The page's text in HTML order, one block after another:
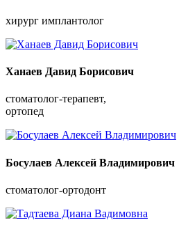
хирург имплантолог
Ханаев Давид Борисович
cтоматолог-терапевт,
ортопед
Босулаев Алексей Владимирович
cтоматолог-ортодонт